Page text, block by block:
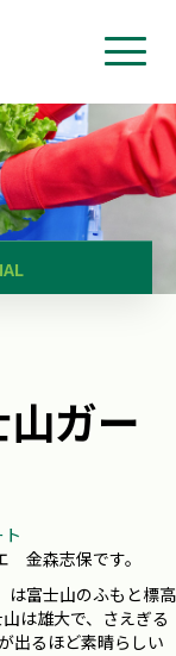
ガー
金森志保です。
は富士山のふもと標高
は雄大で、さえぎる
出るほど素晴らしい